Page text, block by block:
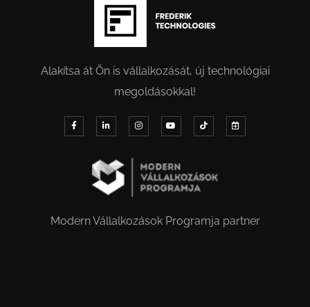
Alakítsa át Ön is vállalkozását, új technológiai
megoldásokkal!
Modern Vállalkozások Programja partner